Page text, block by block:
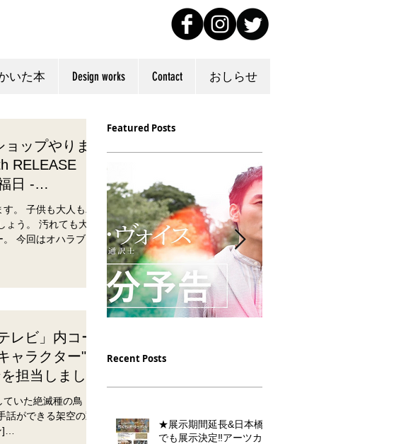
いた本 Design works Contact おしらせ
ップやりま
RELEASE
日 -
。 子供も大人もパ
今回はオハラブレ
レビ」内コー
ャラクター"モ
担当しまし
いた絶滅種の鳥「ジ
ができる架空の動
Featured Posts
送【デフ・ヴォイス 法廷
彦作品が登場します
Recent Posts
★展示期間延長&日本橋
でも展示決定‼️アーツカ